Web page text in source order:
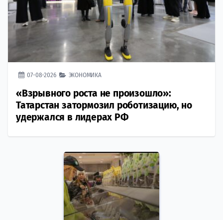
07-08-2026 ЭКОНОМИКА
«Взрывного роста не произошло»:
Татарстан затормозил роботизацию, но
удержался в лидерах РФ